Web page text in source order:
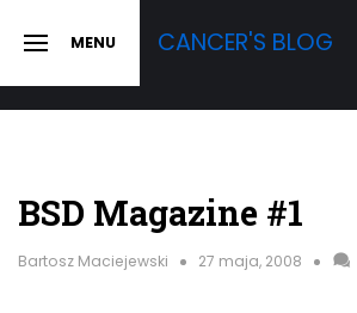
SLIDE MENU CANCER'S BLOG
BSD Magazine #1
Bartosz Maciejewski 27 maja, 2008